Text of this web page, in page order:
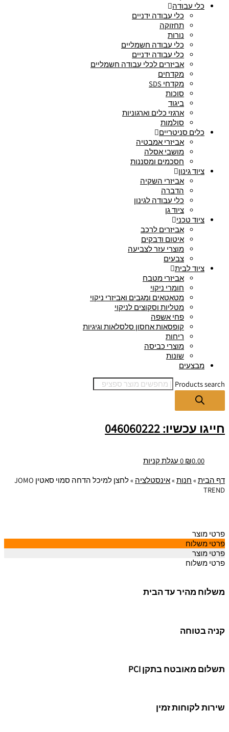
כלי עבודה
כלי עבודה ידניים
תחזוקה
נורות
כלי עבודה חשמליים
כלי עבודה ידניים
אביזרים לכלי עבודה חשמליים
מקדחים
מקדחי SDS
סוכות
ביגוד
ארגזי כלים וארגוניות
סולמות
כלים סניטריים
אביזרי אמבטיה
מושבי אסלה
חסכמים ומסננות
ציוד גינון
אביזרי השקיה
הדברה
כלי עבודה לגינון
ציוד גן
ציוד טכני
אביזרים לרכב
איטום ודבקים
מוצרי עזר לצביעה
צבעים
ציוד לבית
אביזרי מטבח
חומרי ניקוי
מטאטאים ומגבים ואביזרי ניקוי
מטליות וסקוצים לניקוי
פחי אשפה
קופסאות אחסון סלסלאות וגיגיות
ריחות
מוצרי כביסה
שונות
מבצעים
Products search
חייגו עכשיו: 046060222
₪0.00
0 עגלת קניות
דף הבית» חנות»אינסטלציה »
לחצן למיכל הדחה סמוי סאטין JOMO
TREND
פרטי מוצר
פרטי משלוח
פרטי מוצר
פרטי משלוח
משלוח מהיר עד הבית
קניה בטוחה
תשלום מאובטח בתקן PCI
שירות לקוחות זמין